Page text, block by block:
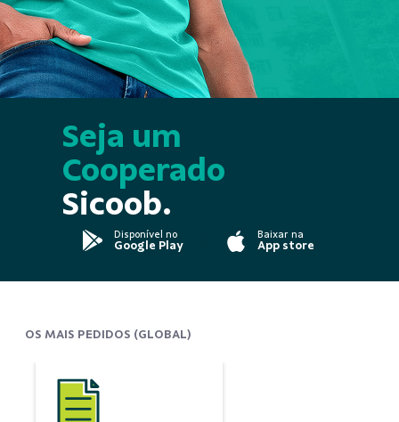
Seja um
Cooperado
Sicoob.
Disponível no
Google Play
Baixar na
App store
OS MAIS PEDIDOS (GLOBAL)